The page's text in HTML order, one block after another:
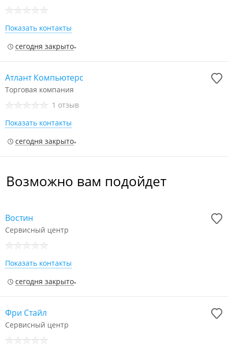
Показать контакты
сегодня закрыто
Атлант Компьютерс
Торговая компания
1 отзыв
Показать контакты
сегодня закрыто
Возможно вам подойдет
Востин
Сервисный центр
Показать контакты
сегодня закрыто
Фри Стайл
Сервисный центр